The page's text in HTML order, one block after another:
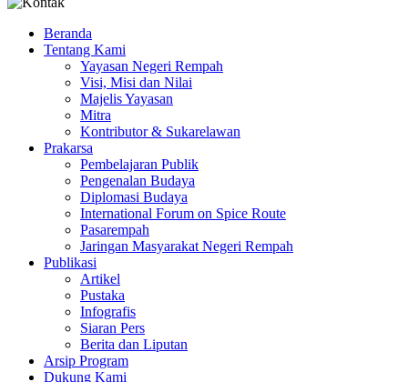
Beranda
Tentang Kami
Yayasan Negeri Rempah
Visi, Misi dan Nilai
Majelis Yayasan
Mitra
Kontributor & Sukarelawan
Prakarsa
Pembelajaran Publik
Pengenalan Budaya
Diplomasi Budaya
International Forum on Spice Route
Pasarempah
Jaringan Masyarakat Negeri Rempah
Publikasi
Artikel
Pustaka
Infografis
Siaran Pers
Berita dan Liputan
Arsip Program
Dukung Kami